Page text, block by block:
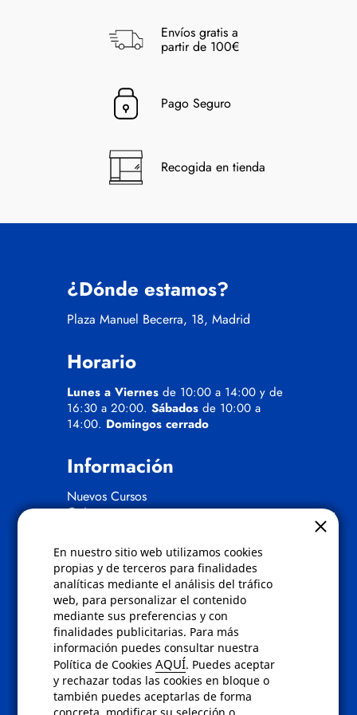
En nuestro sitio web utilizamos cookies
propias y de terceros para finalidades
analíticas mediante el análisis del tráfico
web, para personalizar el contenido
mediante sus preferencias y con
finalidades publicitarias. Para más
información puedes consultar nuestra
Política de CookiesAQUÍ. Puedes aceptar
y rechazar todas las cookies en bloque o
también puedes aceptarlas de forma
Envíos gratis a
partir de 100€
Pago Seguro
Recogida en tienda
¿Dónde estamos?
Plaza Manuel Becerra, 18, Madrid
Horario
Lunes a Viernes de 10:00 a 14:00 y de
16:30 a 20:00. Sábados de 10:00 a
14:00. Domingos cerrado
Información
Nuevos Cursos
Quienes somos
Políticas
Condiciones de compra
Aviso de privacidad
Cookies
Bajas comunicados comerciales
Derecho de desistimiento
Preguntas frecuentes